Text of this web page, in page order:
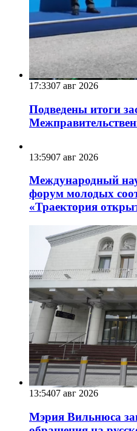
17:3307 авг 2026
Подведены итоги
13:5907 авг 2026
Международный
форум молодых
«Траектория
13:5407 авг 2026
Мэрия Вильнюса